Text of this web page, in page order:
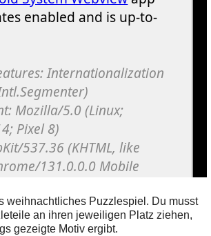
weihnachtliches Puzzlespiel. Du musst
an ihren jeweiligen Platz ziehen,
gezeigte Motiv ergibt.